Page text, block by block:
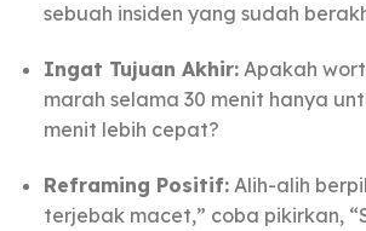
sebuah insiden yang sudah
Ingat Tujuan Akhir:Apakah
marah selama 30 menit hanya
menit lebih cepat?
Reframing Positif:Alih-alih
terjebak macet,” coba pikirkan,